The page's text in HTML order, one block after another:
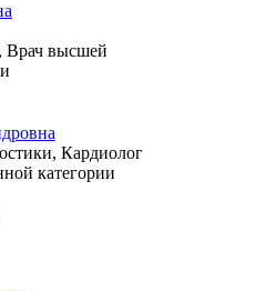
Врач высшей
Кардиолог
категории